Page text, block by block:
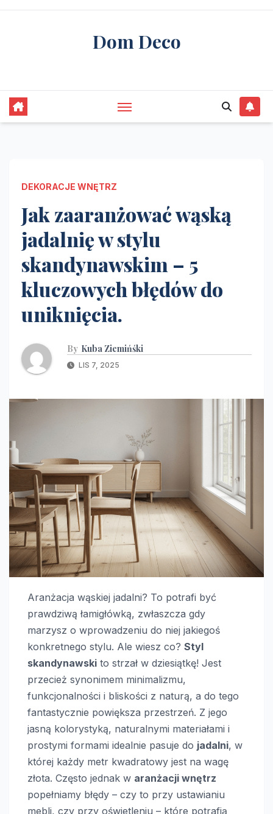
Skip
Dom Deco
DEKORACJE WNĘTRZ
Jak zaaranżować wąską
jadalnię w stylu
skandynawskim – 5
kluczowych błędów do
uniknięcia.
By Kuba Ziemińśki
LIS 7, 2025
Aranżacja wąskiej jadalni? To potrafi być
prawdziwą łamigłówką, zwłaszcza gdy
marzysz o wprowadzeniu do niej jakiegoś
konkretnego stylu. Ale wiesz co? Styl
skandynawski to strzał w dziesiątkę! Jest
przecież synonimem minimalizmu,
funkcjonalności i bliskości z naturą, a do tego
fantastycznie powiększa przestrzeń. Z jego
jasną kolorystyką, naturalnymi materiałami i
prostymi formami idealnie pasuje do jadalni, w
której każdy metr kwadratowy jest na wagę
złota. Często jednak w aranżacji wnętrz
popełniamy błędy – czy to przy ustawianiu
mebli, czy przy oświetleniu – które potrafią